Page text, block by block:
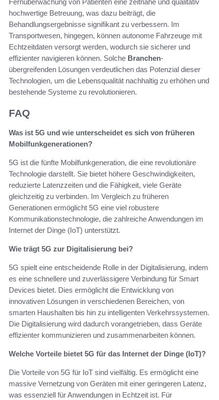
hochwertige Betreuung, was dazu beiträgt, die
Behandlungsergebnisse signifikant zu verbessern. Im
Transportwesen, hingegen, können autonome Fahrzeuge mit
Echtzeitdaten versorgt werden, wodurch sie sicherer und
effizienter navigieren können. Solche Branchen-
übergreifenden Lösungen verdeutlichen das Potenzial dieser
Technologien, um die Lebensqualität nachhaltig zu erhöhen und
bestehende Systeme zu revolutionieren.
FAQ
Was ist 5G und wie unterscheidet es sich von früheren
Mobilfunkgenerationen?
5G ist die fünfte Mobilfunkgeneration, die eine revolutionäre
Technologie darstellt. Sie bietet höhere Geschwindigkeiten,
reduzierte Latenzzeiten und die Fähigkeit, viele Geräte
gleichzeitig zu verbinden. Im Vergleich zu früheren
Generationen ermöglicht 5G eine viel robustere
Kommunikationstechnologie, die zahlreiche Anwendungen im
Internet der Dinge (IoT) unterstützt.
Wie trägt 5G zur Digitalisierung bei?
5G spielt eine entscheidende Rolle in der Digitalisierung, indem
es eine schnellere und zuverlässigere Verbindung für Smart
Devices bietet. Dies ermöglicht die Entwicklung von
innovativen Lösungen in verschiedenen Bereichen, von
smarten Haushalten bis hin zu intelligenten Verkehrssystemen.
Die Digitalisierung wird dadurch vorangetrieben, dass Geräte
effizienter kommunizieren und zusammenarbeiten können.
Welche Vorteile bietet 5G für das Internet der Dinge (IoT)?
Die Vorteile von 5G für IoT sind vielfältig. Es ermöglicht eine
massive Vernetzung von Geräten mit einer geringeren Latenz,
was essenziell für Anwendungen in Echtzeit ist. Für